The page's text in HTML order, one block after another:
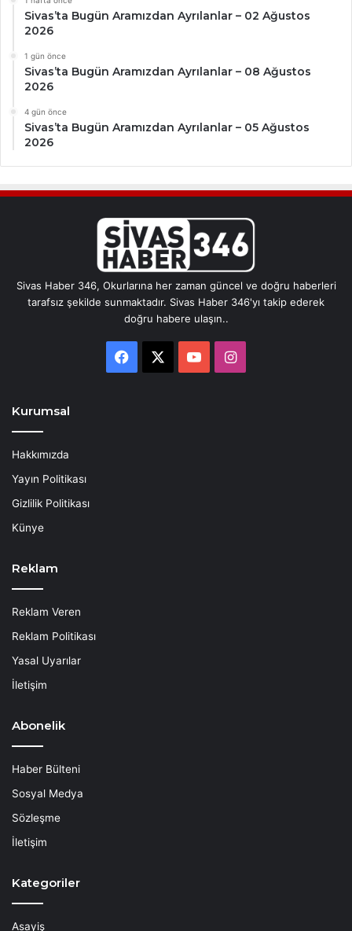
Sivas’ta Bugün Aramızdan Ayrılanlar – 02 Ağustos
2026
1 gün önce
Sivas’ta Bugün Aramızdan Ayrılanlar – 08 Ağustos
2026
4 gün önce
Sivas’ta Bugün Aramızdan Ayrılanlar – 05 Ağustos
2026
Sivas Haber 346, Okurlarına her zaman güncel ve doğru haberleri
tarafsız şekilde sunmaktadır. Sivas Haber 346'yı takip ederek
doğru habere ulaşın..
Facebook YouTubeInstagram
Kurumsal
Hakkımızda
Yayın Politikası
Gizlilik Politikası
Künye
Reklam
Reklam Veren
Reklam Politikası
Yasal Uyarılar
İletişim
Abonelik
Haber Bülteni
Sosyal Medya
Sözleşme
İletişim
Kategoriler
Asayiş